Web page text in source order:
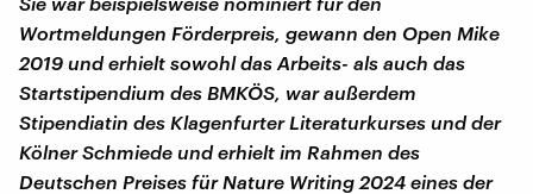
Wortmeldungen Förderpreis, gewann den Open Mike
2019 und erhielt sowohl das Arbeits- als auch das
Startstipendium des BMKÖS, war außerdem
Stipendiatin des Klagenfurter Literaturkurses und der
Kölner Schmiede und erhielt im Rahmen des
Deutschen Preises für Nature Writing 2024 eines der